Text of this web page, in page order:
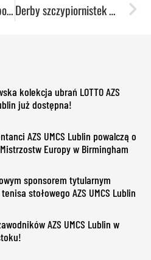
Pszczółki w fazie grupowej EuroCup! Derby szczypiornistek dla AZS AWF Warszawa
kolekcja ubrań LOTTO AZS
już dostępna!
AZS UMCS Lublin powalczą o
Europy w Birmingham
sponsorem tytularnym
stołowego AZS UMCS Lublin
AZS UMCS Lublin w